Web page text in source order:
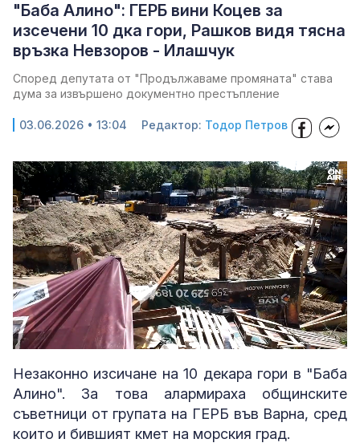
"Баба Алино": ГЕРБ вини Коцев за
изсечени 10 дка гори, Рашков видя тясна
връзка Невзоров - Илашчук
Според депутата от "Продължаваме промяната" става
дума за извършено документно престъпление
03.06.2026 • 13:04 Редактор: Тодор Петров
Unmute Loaded:
77.71%
Незаконно изсичане на 10 декара гори в "Баба
Алино". За това алармираха общинските
съветници от групата на ГЕРБ във Варна, сред
които и бившият кмет на морския град.